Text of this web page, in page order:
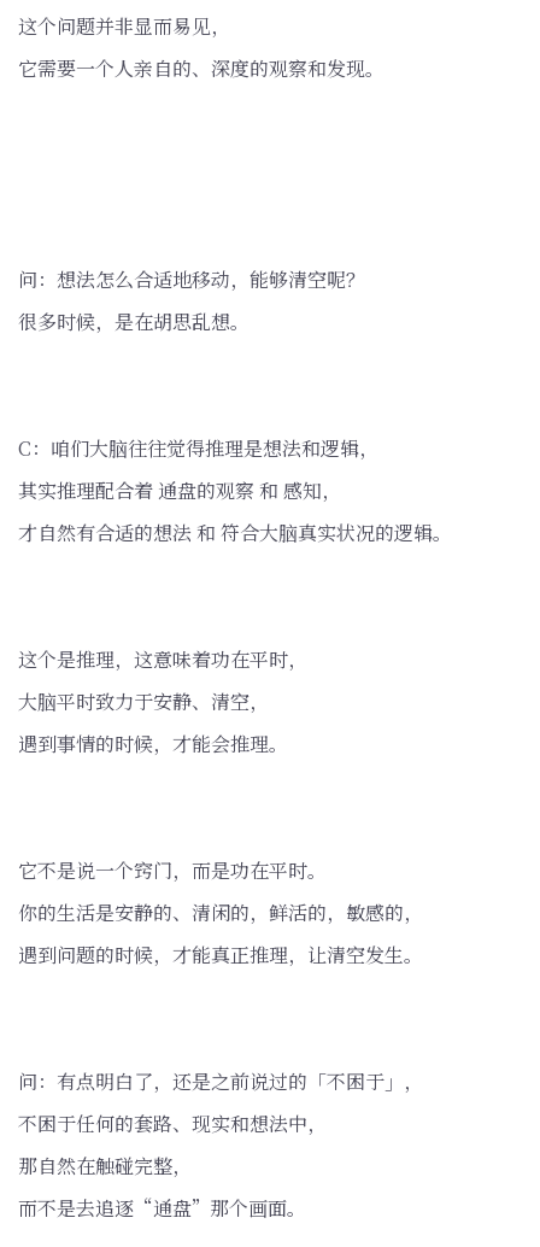
这个问题并非显而易见，
它需要一个人亲自的、深度的观察和发现。
问：想法怎么合适地移动，能够清空呢？
很多时候，是在胡思乱想。
C：咱们大脑往往觉得推理是想法和逻辑，
其实推理配合着 通盘的观察 和 感知，
才自然有合适的想法 和 符合大脑真实状况的逻辑。
这个是推理，这意味着功在平时，
大脑平时致力于安静、清空，
遇到事情的时候，才能会推理。
它不是说一个窍门，而是功在平时。
你的生活是安静的、清闲的，鲜活的，敏感的，
遇到问题的时候，才能真正推理，让清空发生。
问：有点明白了，还是之前说过的「不困于」，
不困于任何的套路、现实和想法中，
那自然在触碰完整，
而不是去追逐“通盘”那个画面。